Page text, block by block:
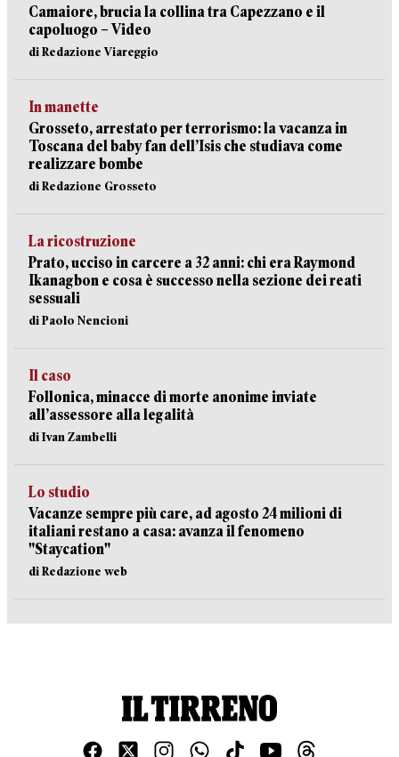
Camaiore, brucia la collina tra Capezzano e il
capoluogo – Video
di Redazione Viareggio
In manette
Grosseto, arrestato per terrorismo: la vacanza in
Toscana del baby fan dell’Isis che studiava come
realizzare bombe
di Redazione Grosseto
La ricostruzione
Prato, ucciso in carcere a 32 anni: chi era Raymond
Ikanagbon e cosa è successo nella sezione dei reati
sessuali
di Paolo Nencioni
Il caso
Follonica, minacce di morte anonime inviate
all’assessore alla legalità
di Ivan Zambelli
Lo studio
Vacanze sempre più care, ad agosto 24 milioni di
italiani restano a casa: avanza il fenomeno
"Staycation"
di Redazione web